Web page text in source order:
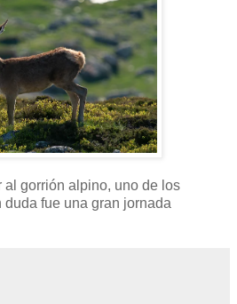
gorrión alpino, uno de los
fue una gran jornada